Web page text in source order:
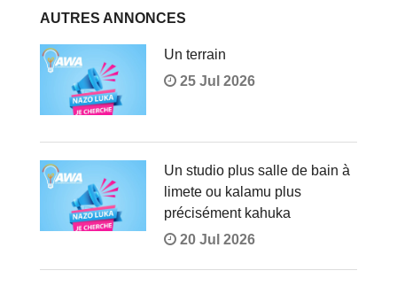
AUTRES ANNONCES
Un terrain
25 Jul 2026
Un studio plus salle de bain à
limete ou kalamu plus
précisément kahuka
20 Jul 2026